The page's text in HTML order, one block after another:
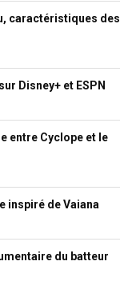
caractéristiques des
Disney+ et ESPN
entre Cyclope et le
inspiré de Vaiana
du batteur